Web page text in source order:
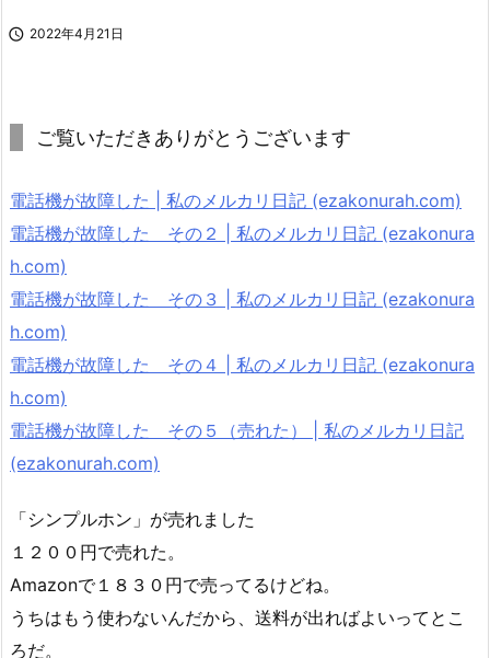
 2022年4月21日
ご覧いただきありがとうございます
電話機が故障した | 私のメルカリ日記 (ezakonurah.com)
電話機が故障した その２ | 私のメルカリ日記 (ezakonura
h.com)
電話機が故障した その３ | 私のメルカリ日記 (ezakonura
h.com)
電話機が故障した その４ | 私のメルカリ日記 (ezakonura
h.com)
電話機が故障した その５（売れた） | 私のメルカリ日記
(ezakonurah.com)
「シンプルホン」が売れました
１２００円で売れた。
Amazonで１８３０円で売ってるけどね。
うちはもう使わないんだから、送料が出ればよいってとこ
ろだ。